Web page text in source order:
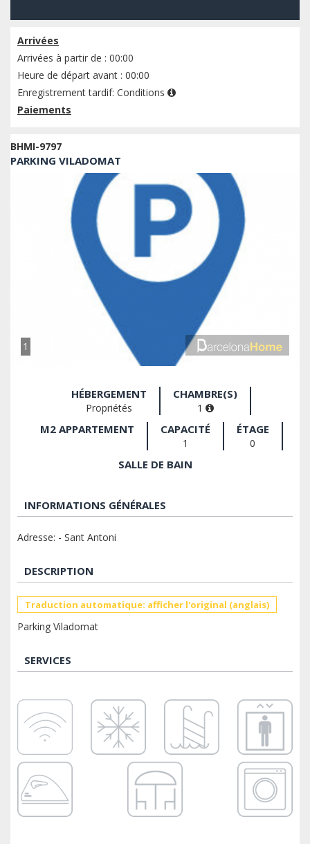
Arrivées
Arrivées à partir de : 00:00
Heure de départ avant : 00:00
Enregistrement tardif: Conditions
Paiements
BHMI-9797
PARKING VILADOMAT
1
HÉBERGEMENT
Propriétés
CHAMBRE(S)
1
M2 APPARTEMENT CAPACITÉ
1
ÉTAGE
0
SALLE DE BAIN
INFORMATIONS GÉNÉRALES
Adresse: - Sant Antoni
DESCRIPTION
Traduction automatique: afficher l'original (anglais)
Parking Viladomat
SERVICES